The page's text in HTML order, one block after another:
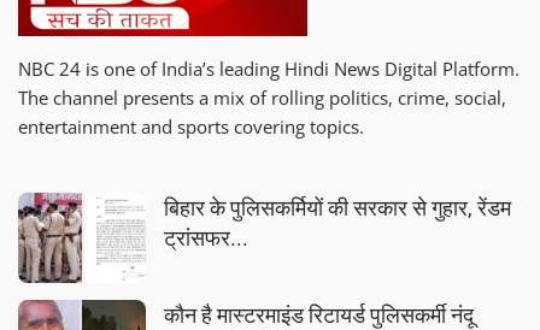
NBC 24 is one of India’s leading Hindi News Digital Platform.
The channel presents a mix of rolling politics, crime, social,
entertainment and sports covering topics.
बिहार के पुलिसकर्मियों की सरकार से गुहार, रेंडम
ट्रांसफर...
कौन है मास्टरमाइंड रिटायर्ड पुलिसकर्मी नंदू